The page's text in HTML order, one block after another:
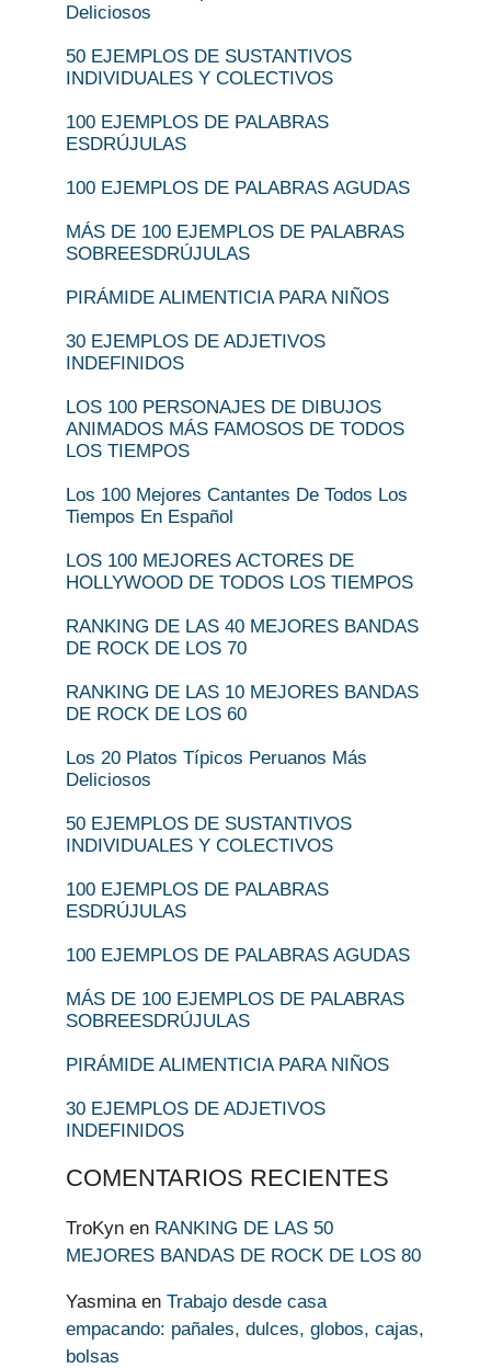
Deliciosos
50 EJEMPLOS DE SUSTANTIVOS
INDIVIDUALES Y COLECTIVOS
100 EJEMPLOS DE PALABRAS
ESDRÚJULAS
100 EJEMPLOS DE PALABRAS AGUDAS
MÁS DE 100 EJEMPLOS DE PALABRAS
SOBREESDRÚJULAS
PIRÁMIDE ALIMENTICIA PARA NIÑOS
30 EJEMPLOS DE ADJETIVOS
INDEFINIDOS
LOS 100 PERSONAJES DE DIBUJOS
ANIMADOS MÁS FAMOSOS DE TODOS
LOS TIEMPOS
Los 100 Mejores Cantantes De Todos Los
Tiempos En Español
LOS 100 MEJORES ACTORES DE
HOLLYWOOD DE TODOS LOS TIEMPOS
RANKING DE LAS 40 MEJORES BANDAS
DE ROCK DE LOS 70
RANKING DE LAS 10 MEJORES BANDAS
DE ROCK DE LOS 60
Los 20 Platos Típicos Peruanos Más
Deliciosos
50 EJEMPLOS DE SUSTANTIVOS
INDIVIDUALES Y COLECTIVOS
100 EJEMPLOS DE PALABRAS
ESDRÚJULAS
100 EJEMPLOS DE PALABRAS AGUDAS
MÁS DE 100 EJEMPLOS DE PALABRAS
SOBREESDRÚJULAS
PIRÁMIDE ALIMENTICIA PARA NIÑOS
30 EJEMPLOS DE ADJETIVOS
INDEFINIDOS
COMENTARIOS RECIENTES
TroKyn en RANKING DE LAS 50
MEJORES BANDAS DE ROCK DE LOS 80
Yasmina en Trabajo desde casa
empacando: pañales, dulces, globos, cajas,
bolsas